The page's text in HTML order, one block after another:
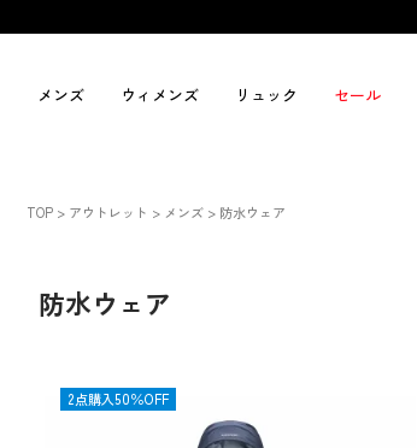
メンズ ウィメンズ リュック セール
TOP アウトレット メンズ 防水ウェア
防水ウェア
OUTLET
2点購入50％OFF